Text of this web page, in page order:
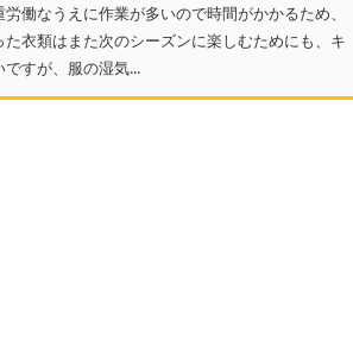
働なうえに作業が多いので時間がかかるため、
衣類はまた次のシーズンに楽しむためにも、キ
すが、服の湿気...